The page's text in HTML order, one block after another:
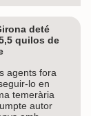
deté
quilos de
agents fora
lo en
temerària
autor